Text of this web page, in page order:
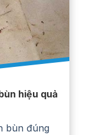
hiệu quả
bùn đúng